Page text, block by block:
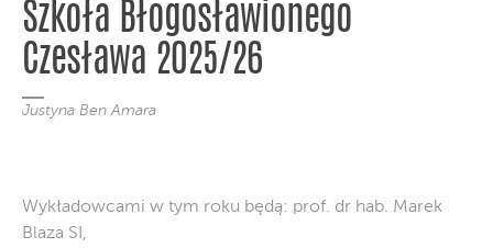
Szkoła Błogosławionego
Czesława 2025/26
Justyna Ben Amara
Wykładowcami w tym roku będą: prof. dr hab. Marek
Blaza SI,